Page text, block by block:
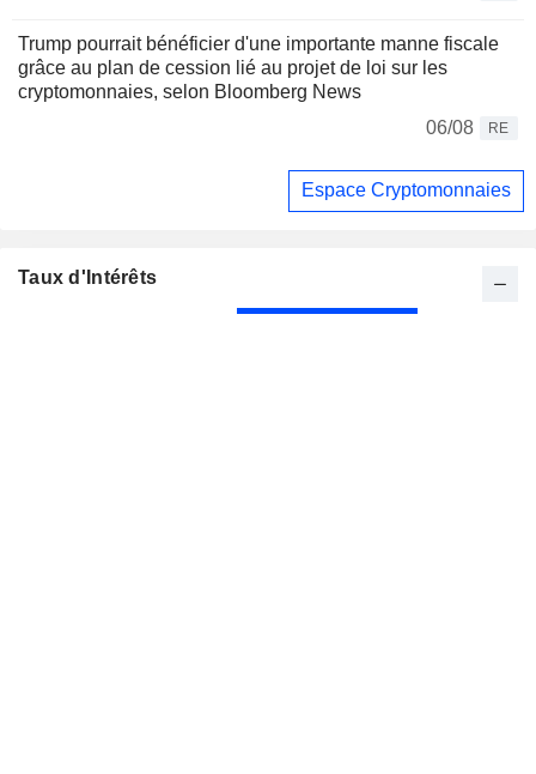
Trump pourrait bénéficier d'une importante manne fiscale
grâce au plan de cession lié au projet de loi sur les
cryptomonnaies, selon Bloomberg News
06/08
RE
Espace Cryptomonnaies
Taux d'Intérêts